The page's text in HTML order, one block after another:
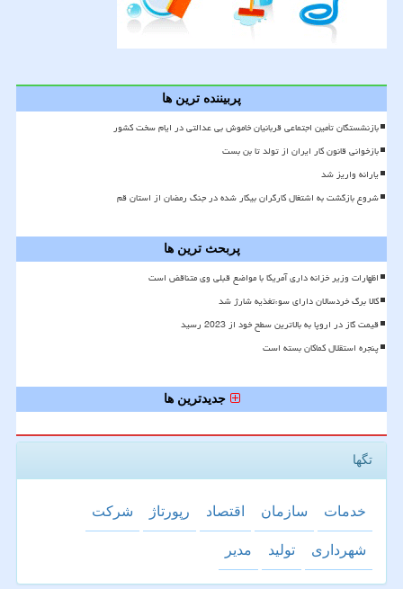
پربیننده ترین ها
بازنشستگان تأمین اجتماعی قربانیان خاموش بی عدالتی در ایام سخت کشور
بازخوانی قانون کار ایران از تولد تا بن بست
یارانه واریز شد
شروع بازگشت به اشتغال کارگران بیکار شده در جنگ رمضان از استان قم
پربحث ترین ها
اظهارات وزیر خزانه داری آمریکا با مواضع قبلی وی متناقض است
کالا برگ خردسالان دارای سوءتغذیه شارژ شد
قیمت گاز در اروپا به بالاترین سطح خود از 2023 رسید
پنجره استقلال کماکان بسته است
جدیدترین ها
تگها
خدمات سازمان اقتصاد رپورتاژ شركت
شهرداری تولید مدیر